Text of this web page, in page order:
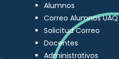
Alumnos
Correo Alumnos UAQ
Solicitud Correo
Docentes
Administrativos